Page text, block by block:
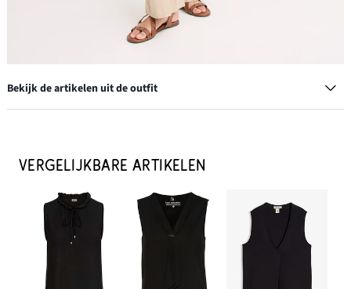
Bekijk de artikelen uit de outfit
€ 12,99
IN WINKELMANDJE
Palazzo broek in een luchtige linnenmix
€ 36,99
IN WINKELMANDJE
VERGELIJKBARE ARTIKELEN